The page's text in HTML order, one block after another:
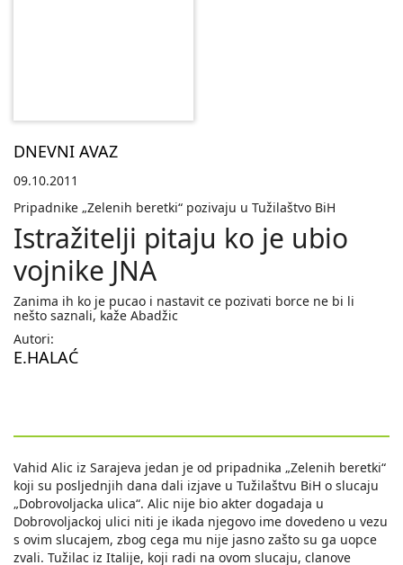
DNEVNI AVAZ
09.10.2011
Pripadnike „Zelenih beretki“ pozivaju u Tužilaštvo BiH
Istražitelji pitaju ko je ubio
vojnike JNA
Zanima ih ko je pucao i nastavit ce pozivati borce ne bi li
nešto saznali, kaže Abadžic
Autori:
E.HALAĆ
Vahid Alic iz Sarajeva jedan je od pripadnika „Zelenih beretki“
koji su posljednjih dana dali izjave u Tužilaštvu BiH o slucaju
„Dobrovoljacka ulica“. Alic nije bio akter dogadaja u
Dobrovoljackoj ulici niti je ikada njegovo ime dovedeno u vezu
s ovim slucajem, zbog cega mu nije jasno zašto su ga uopce
zvali. Tužilac iz Italije, koji radi na ovom slucaju, clanove